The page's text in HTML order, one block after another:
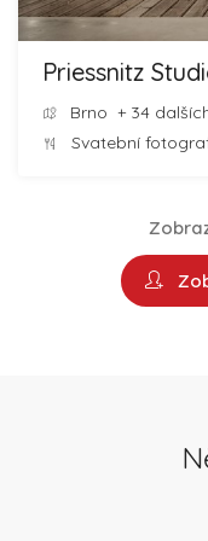
Priessnitz
Brno + 34
Svatební